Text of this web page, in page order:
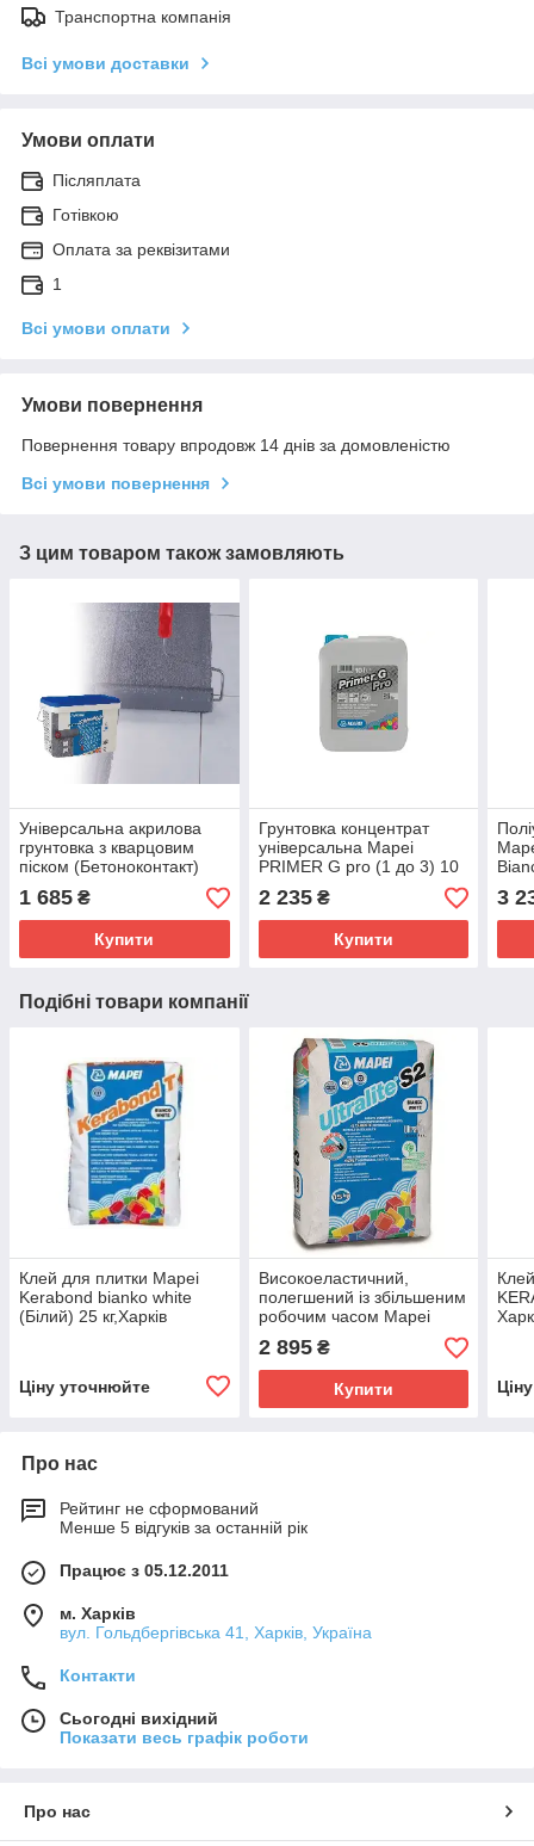
Транспортна компанія
Всі умови доставки
Умови оплати
Післяплата
Готівкою
Оплата за реквізитами
1
Всі умови оплати
Умови повернення
Повернення товару впродовж 14 днів за домовленістю
Всі умови повернення
З цим товаром також замовляють
Універсальна акрилова
грунтовка з кварцовим
піском (Бетоноконтакт)
Mapei Eco Prim Grip 5 кг
1 685 ₴
Купити
Грунтовка концентрат
універсальна Mapei
PRIMER G pro (1 до 3) 10
л , Харків
2 235₴
Купити
3
Подібні товари компанії
Клей для плитки Mapei
Kerabond bianko white
(Білий) 25 кг,Харків
Ціну уточнюйте
Високоеластичний,
полегшений із збільшеним
робочим часом Mapei
2 895₴
Купити
Про нас
Рейтинг не сформований
Менше 5 відгуків за останній рік
Працює з 05.12.2011
м. Харків
вул. Гольдбергівська 41, Харків, Україна
Контакти
Сьогодні вихідний
Показати весь графік роботи
Про нас